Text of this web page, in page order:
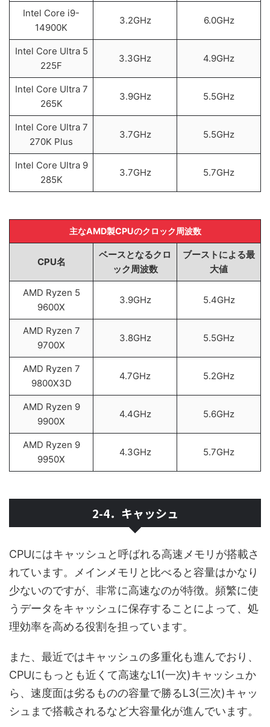
Intel Core i9-
14900K
3.2GHz 6.0GHz
Intel Core Ultra 5
225F
3.3GHz 4.9GHz
Intel Core Ultra 7
265K
3.9GHz 5.5GHz
Intel Core Ultra 7
270K Plus
3.7GHz 5.5GHz
Intel Core Ultra 9
285K
3.7GHz 5.7GHz
主なAMD製CPUのクロック周波数
CPU名
ベースとなるクロ
ック周波数
ブーストによる最
大値
AMD Ryzen 5
9600X
3.9GHz 5.4GHz
AMD Ryzen 7
9700X
3.8GHz 5.5GHz
AMD Ryzen 7
9800X3D
4.7GHz 5.2GHz
AMD Ryzen 9
9900X
4.4GHz 5.6GHz
AMD Ryzen 9
9950X
4.3GHz 5.7GHz
2-4．キャッシュ
CPUにはキャッシュと呼ばれる高速メモリが搭載さ
れています。メインメモリと比べると容量はかなり
少ないのですが、非常に高速なのが特徴。頻繁に使
うデータをキャッシュに保存することによって、処
理効率を高める役割を担っています。
また、最近ではキャッシュの多重化も進んでおり、
CPUにもっとも近くて高速なL1(一次)キャッシュか
ら、速度面は劣るものの容量で勝るL3(三次)キャッ
シュまで搭載されるなど大容量化が進んでいます。